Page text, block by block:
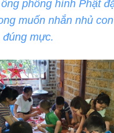
phỗng hình Phật
muốn nhắn nhủ
mực.